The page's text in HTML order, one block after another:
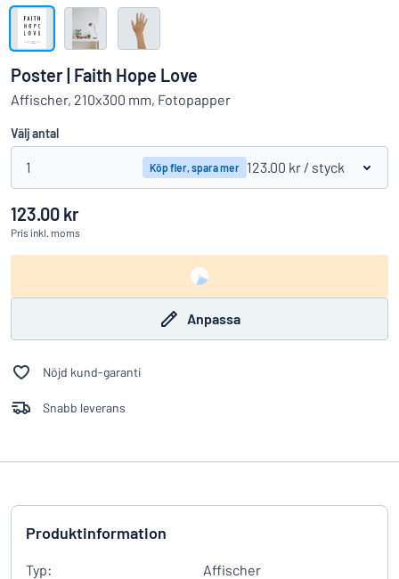
Hittar du inte det du söker? Börja designa din skylt
Visa alla kategorier
Logga
in
Kundservice
Privatperson Företag
Poster | Faith Hope Love
Affischer, 210x300 mm, Fotopapper
Välj antal
1 Köp fler, spara mer 123.00 kr / styck
123.00 kr
Pris inkl. moms
Anpassa
Nöjd kund-garanti
Snabb leverans
Produktinformation
Typ:
Affischer